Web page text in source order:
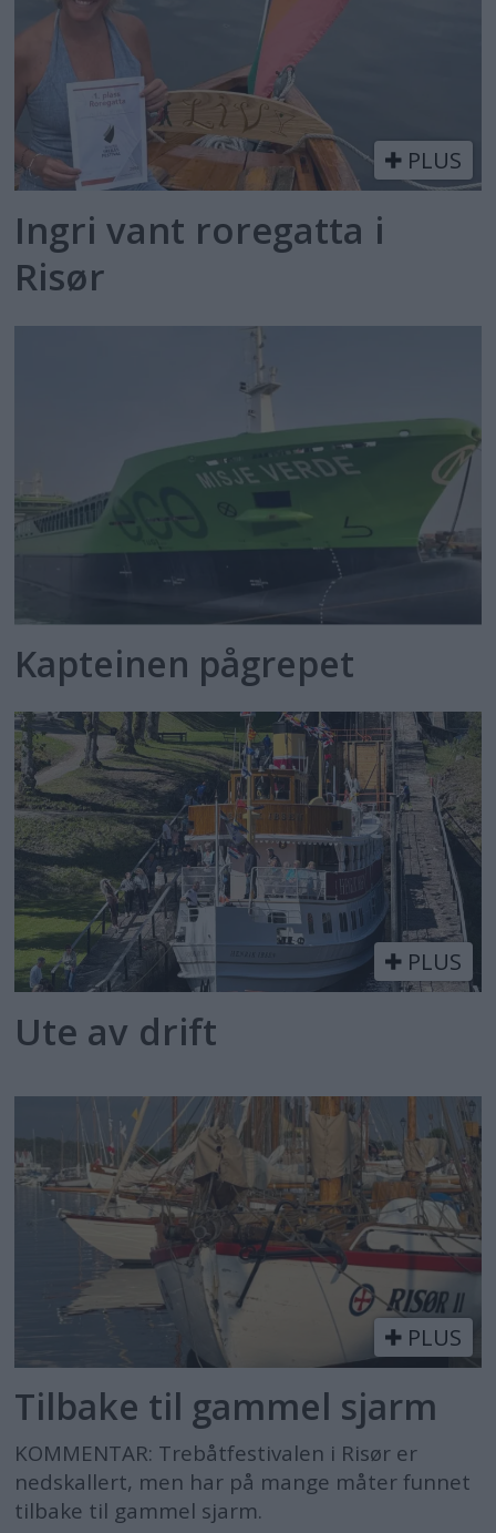
PLUS
Ingri vant roregatta i
Risør
Kapteinen pågrepet
PLUS
Ute av drift
PLUS
Tilbake til gammel sjarm
KOMMENTAR: Trebåtfestivalen i Risør er
nedskallert, men har på mange måter funnet
tilbake til gammel sjarm.